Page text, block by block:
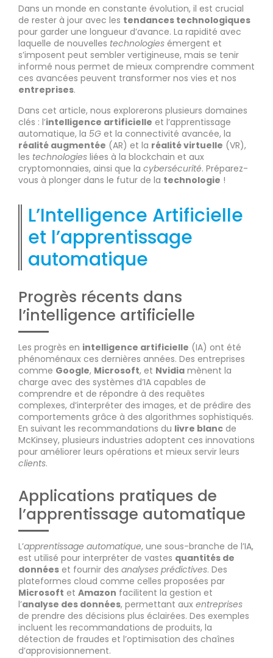
Dans un monde en constante évolution, il est crucial
de rester à jour avec les tendances technologiques
pour garder une longueur d’avance. La rapidité avec
laquelle de nouvelles technologies émergent et
s’imposent peut sembler vertigineuse, mais se tenir
informé nous permet de mieux comprendre comment
ces avancées peuvent transformer nos vies et nos
entreprises.
Dans cet article, nous explorerons plusieurs domaines
clés : l’intelligence artificielle et l’apprentissage
automatique, la 5G et la connectivité avancée, la
réalité augmentée (AR) et la réalité virtuelle (VR),
les technologies liées à la blockchain et aux
cryptomonnaies, ainsi que la cybersécurité. Préparez-
vous à plonger dans le futur de la technologie !
L’Intelligence Artificielle
et l’apprentissage
automatique
Progrès récents dans
l’intelligence artificielle
Les progrès en intelligence artificielle (IA) ont été
phénoménaux ces dernières années. Des entreprises
comme Google, Microsoft, et Nvidia mènent la
charge avec des systèmes d’IA capables de
comprendre et de répondre à des requêtes
complexes, d’interpréter des images, et de prédire des
comportements grâce à des algorithmes sophistiqués.
En suivant les recommandations du livre blanc de
McKinsey, plusieurs industries adoptent ces innovations
pour améliorer leurs opérations et mieux servir leurs
clients.
Applications pratiques de
l’apprentissage automatique
L’apprentissage automatique, une sous-branche de l’IA,
est utilisé pour interpréter de vastes quantités de
données et fournir des analyses prédictives. Des
plateformes cloud comme celles proposées par
Microsoft et Amazon facilitent la gestion et
l’analyse des données, permettant aux entreprises
de prendre des décisions plus éclairées. Des exemples
incluent les recommandations de produits, la
détection de fraudes et l’optimisation des chaînes
d’approvisionnement.